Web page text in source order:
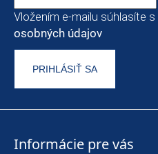
Vložením e-mailu súhlasíte s
osobných údajov
PRIHLÁSIŤ SA
Informácie pre vás